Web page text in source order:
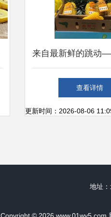
来自最新鲜的跳动
零售生鲜食材展引
零售新风潮
查看详情
更新时间：2026-08-06
地址